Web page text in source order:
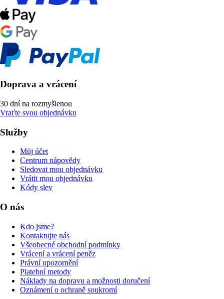
Doprava a vrácení
30 dní na rozmyšlenou
Vraťte svou objednávku
Služby
Můj účet
Centrum nápovědy
Sledovat mou objednávku
Vrátit mou objednávku
Kódy slev
O nás
Kdo jsme?
Kontaktujte nás
Všeobecné obchodní podmínky
Vrácení a vrácení peněz
Právní upozornění
Platební metody
Náklady na dopravu a možnosti doručení
Oznámení o ochraně soukromí